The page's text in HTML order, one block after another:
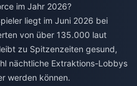
im Jahr 2026?
liegt im Juni 2026 bei
von über 135.000 laut
zu Spitzenzeiten gesund,
nächtliche Extraktions-Lobbys
werden können.